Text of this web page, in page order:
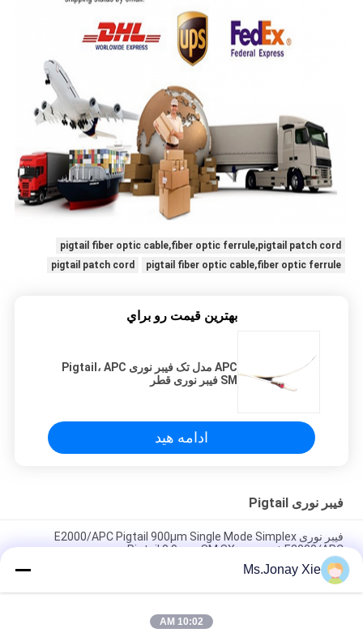
pigtail fiber optic cable,fiber optic ferrule,pigtail patch cord
pigtail fiber optic cable,fiber optic ferrule
pigtail patch cord
بهترين قيمت رو براي
APC مدل تک فیبر نوری Pigtail، APC
SM فیبر نوری قطر
ادامه هید
فیبر نوری Pigtail
فیبر نوری E2000/APC Pigtail 900μm Single Mode Simplex
E2000/APC فیبر نوری Pigtail 0.9mm SM SX
Ribbon Fan Out Kit 0.9mm
فلت روبان فیبر Pigtail 12Core Fanout 0.9mm SM Tails 12fiber
Ms.Jonay Xie
10:02 AM